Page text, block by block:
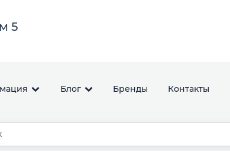
5
Блог Бренды Контакты